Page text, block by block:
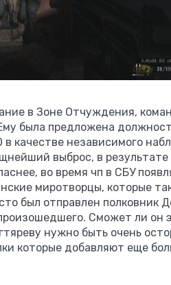
в Зоне Отчуждения,
была предложена
качестве независимого
выброс, в результате
во время чп в СБУ
миротворцы, которые
был отправлен полковник
Сможет ли он
нужно быть очень
которые добавляют еще